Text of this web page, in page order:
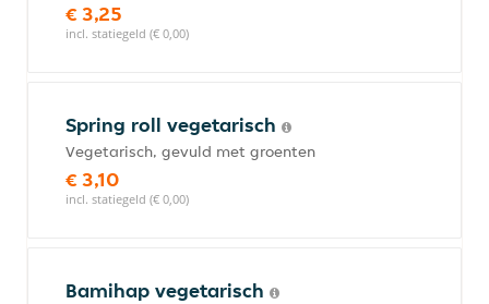
€ 3,25
incl. statiegeld (€ 0,00)
Spring roll vegetarisch
Vegetarisch, gevuld met groenten
€ 3,10
incl. statiegeld (€ 0,00)
Bamihap vegetarisch